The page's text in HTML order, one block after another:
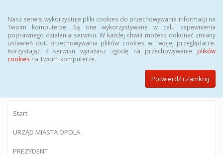
Nasz serwis wykorzystuje pliki cookies do przechowywania informacji na
Twoim komputerze. Są one wykorzystywane w celu zapewnienia
poprawnego działania serwisu. W każdej chwili możesz dokonać zmiany
ustawień dot. przechowywania plików cookies w Twojej przeglądarce.
Korzystając z serwisu wyrażasz zgodę na przechowywanie plików
cookies na Twoim komputerze.
Potwierdź i zamknij
BIULETYN INFORMACJI PUBLICZNEJ
Urzędu Miasta Opola
Start
URZĄD MIASTA OPOLA
PREZYDENT